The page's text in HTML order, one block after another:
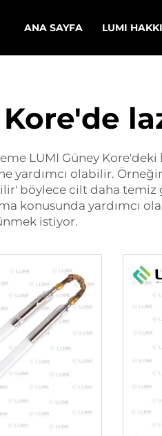
ANA SAYFA LUMI
Kore'de
LUMI Güney
yardımcı olabilir.
böylece cilt daha
konusunda
istiyor.